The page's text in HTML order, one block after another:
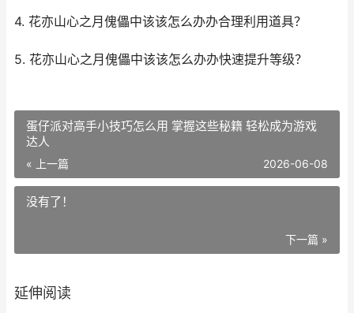
4. 花亦山心之月傀儡中该该怎么办办合理利用道具？
5. 花亦山心之月傀儡中该该怎么办办快速提升等级？
蛋仔派对高手小技巧怎么用 掌握这些秘籍 轻松成为游戏
达人
« 上一篇 2026-06-08
没有了！
下一篇 »
延伸阅读